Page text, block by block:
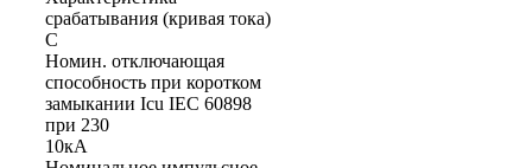
срабатывания (кривая тока)
C
Номин. отключающая
способность при коротком
замыкании Icu IEC 60898
при 230
10кА